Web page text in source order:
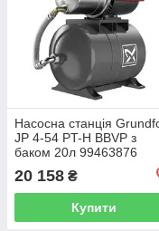
Насосна станція
JP 4-54 PT-H BBVP з
баком 20л 99463876
20 158 ₴
Купити